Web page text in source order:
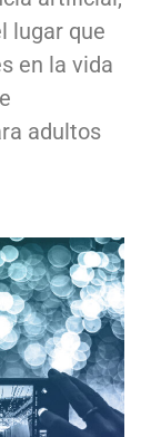
lugar que
en la vida
adultos